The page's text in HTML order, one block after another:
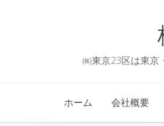
㈱東京23区は東京
ホーム 会社概要